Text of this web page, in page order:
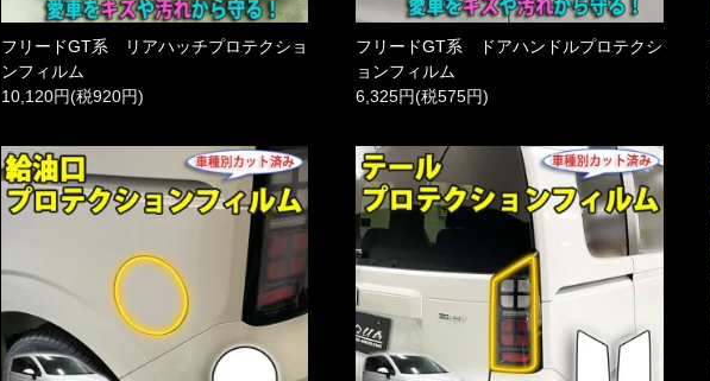
フリードGT系 リアハッチプロテクショ
ンフィルム
10,120円(税920円)
フリードGT系 ドアハンドルプロテクシ
ョンフィルム
6,325円(税575円)